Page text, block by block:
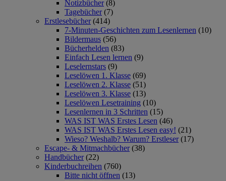
Notizbücher (8)
Tagebücher (7)
Erstlesebücher (414)
7-Minuten-Geschichten zum Lesenlernen (10)
Bildermaus (56)
Bücherhelden (83)
Einfach Lesen lernen (9)
Leselernstars (9)
Leselöwen 1. Klasse (69)
Leselöwen 2. Klasse (51)
Leselöwen 3. Klasse (13)
Leselöwen Lesetraining (10)
Lesenlernen in 3 Schritten (15)
WAS IST WAS Erstes Lesen (46)
WAS IST WAS Erstes Lesen easy! (21)
Wieso? Weshalb? Warum? Erstleser (17)
Escape- & Mitmachbücher (38)
Handbücher (22)
Kinderbuchreihen (760)
Bitte nicht öffnen (13)